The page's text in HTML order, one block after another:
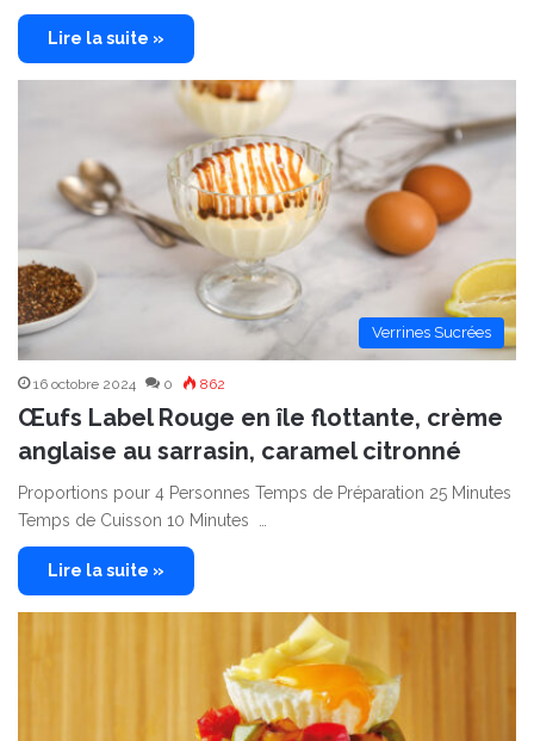
Lire la suite »
Verrines Sucrées
16 octobre 2024 0 862
Œufs Label Rouge en île flottante, crème
anglaise au sarrasin, caramel citronné
Proportions pour 4 Personnes Temps de Préparation 25 Minutes
Temps de Cuisson 10 Minutes …
Lire la suite »